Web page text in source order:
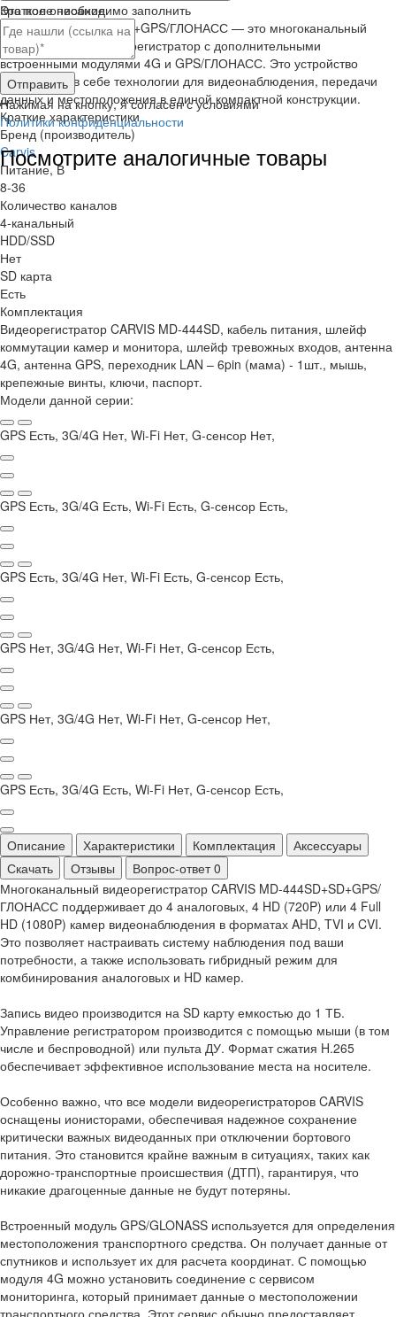
Это поле необходимо заполнить
Отправить
Нажимая на кнопку, я согласен с условиями
Политики конфиденциальности
Посмотрите аналогичные товары
Краткое описание
CARVIS MD-444SD+SD+GPS/ГЛОНАСС — это многоканальный
автомобильный видеорегистратор с дополнительными
встроенными модулями 4G и GPS/ГЛОНАСС. Это устройство
объединяет в себе технологии для видеонаблюдения, передачи
данных и местоположения в единой компактной конструкции.
Краткие характеристики
Бренд (производитель)
Carvis
Питание, В
8-36
Количество каналов
4-канальный
HDD/SSD
Нет
SD карта
Есть
Комплектация
Видеорегистратор CARVIS MD-444SD, кабель питания, шлейф
коммутации камер и монитора, шлейф тревожных входов, антенна
4G, антенна GPS, переходник LAN – 6pin (мама) - 1шт., мышь,
крепежные винты, ключи, паспорт.
Модели данной серии:
GPS Есть, 3G/4G Нет, Wi-Fi Нет, G-сенсор Нет,
GPS Есть, 3G/4G Есть, Wi-Fi Есть, G-сенсор Есть,
GPS Есть, 3G/4G Нет, Wi-Fi Есть, G-сенсор Есть,
GPS Нет, 3G/4G Нет, Wi-Fi Нет, G-сенсор Есть,
GPS Нет, 3G/4G Нет, Wi-Fi Нет, G-сенсор Нет,
GPS Есть, 3G/4G Есть, Wi-Fi Нет, G-сенсор Есть,
Описание Характеристики Комплектация
Аксессуары
Скачать
Отзывы Вопрос-ответ0
Многоканальный видеорегистратор CARVIS MD-444SD+SD+GPS/
ГЛОНАСС поддерживает до 4 аналоговых, 4 HD (720P) или 4 Full
HD (1080P) камер видеонаблюдения в форматах AHD, TVI и CVI.
Это позволяет настраивать систему наблюдения под ваши
потребности, а также использовать гибридный режим для
комбинирования аналоговых и HD камер.
Запись видео производится на SD карту емкостью до 1 ТБ.
Управление регистратором производится с помощью мыши (в том
числе и беспроводной) или пульта ДУ. Формат сжатия H.265
обеспечивает эффективное использование места на носителе.
Особенно важно, что все модели видеорегистраторов CARVIS
оснащены ионисторами, обеспечивая надежное сохранение
критически важных видеоданных при отключении бортового
питания. Это становится крайне важным в ситуациях, таких как
дорожно-транспортные происшествия (ДТП), гарантируя, что
никакие драгоценные данные не будут потеряны.
Встроенный модуль GPS/GLONASS используется для определения
местоположения транспортного средства. Он получает данные от
спутников и использует их для расчета координат. С помощью
модуля 4G можно установить соединение с сервисом
мониторинга, который принимает данные о местоположении
транспортного средства. Этот сервис обычно предоставляет